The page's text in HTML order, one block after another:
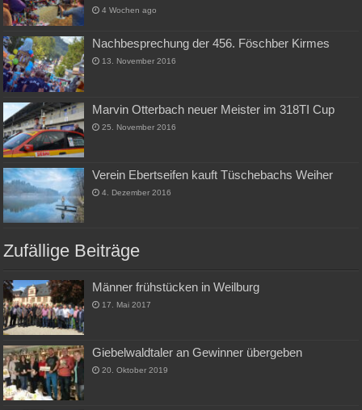
4 Wochen ago
Nachbesprechung der 456. Föschber Kirmes
13. November 2016
Marvin Otterbach neuer Meister im 318TI Cup
25. November 2016
Verein Ebertseifen kauft Tüschebachs Weiher
4. Dezember 2016
Zufällige Beiträge
Männer frühstücken in Weilburg
17. Mai 2017
Giebelwaldtaler an Gewinner übergeben
20. Oktober 2019